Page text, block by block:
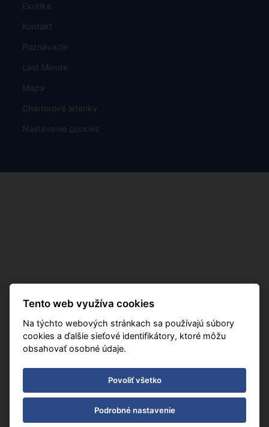
Exotika
Kontakt
Poznávacie
Last Minute
Mapa
Charterové letenky
Nastavenie cookies
Tento web využíva cookies
Na týchto webových stránkach sa používajú súbory
cookies a ďalšie sieťové identifikátory, ktoré môžu
obsahovať osobné údaje.
Povoliť všetko
Podrobné nastavenie